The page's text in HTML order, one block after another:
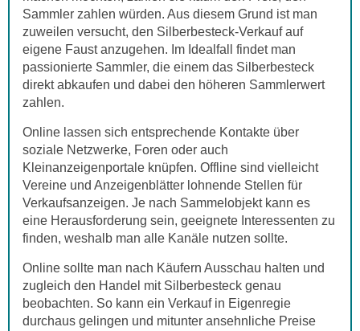
Sammler zahlen würden. Aus diesem Grund ist man
zuweilen versucht, den Silberbesteck-Verkauf auf
eigene Faust anzugehen. Im Idealfall findet man
passionierte Sammler, die einem das Silberbesteck
direkt abkaufen und dabei den höheren Sammlerwert
zahlen.
Online lassen sich entsprechende Kontakte über
soziale Netzwerke, Foren oder auch
Kleinanzeigenportale knüpfen. Offline sind vielleicht
Vereine und Anzeigenblätter lohnende Stellen für
Verkaufsanzeigen. Je nach Sammelobjekt kann es
eine Herausforderung sein, geeignete Interessenten zu
finden, weshalb man alle Kanäle nutzen sollte.
Online sollte man nach Käufern Ausschau halten und
zugleich den Handel mit Silberbesteck genau
beobachten. So kann ein Verkauf in Eigenregie
durchaus gelingen und mitunter ansehnliche Preise